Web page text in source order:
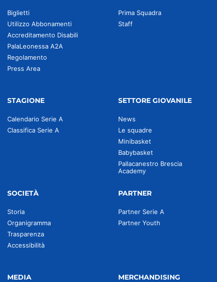
Biglietti
Utilizzo Abbonamenti
Accreditamento Disabili
PalaLeonessa A2A
Regolamento
Press Area
Prima Squadra
Staff
STAGIONE
Calendario Serie A
Classifica Serie A
SETTORE GIOVANILE
News
Le squadre
Minibasket
Babybasket
Pallacanestro Brescia
Academy
SOCIETÀ
Storia
Organigramma
Trasparenza
Accessibilità
PARTNER
Partner Serie A
Partner Youth
MEDIA MERCHANDISING